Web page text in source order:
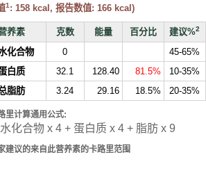
1 :158 kcal, 报告数值:166 kcal)
养素 克数 能量 百分比 建议%2
化合物 0
45-65%
白质
32.1 128.40 81.5%
10-35%
脂肪
3.24 29.16 18.5% 20-35%
里计算通用公式:
化合物 x 4 + 蛋白质 x 4 + 脂肪 x 9
建议的来自此营养素的卡路里范围